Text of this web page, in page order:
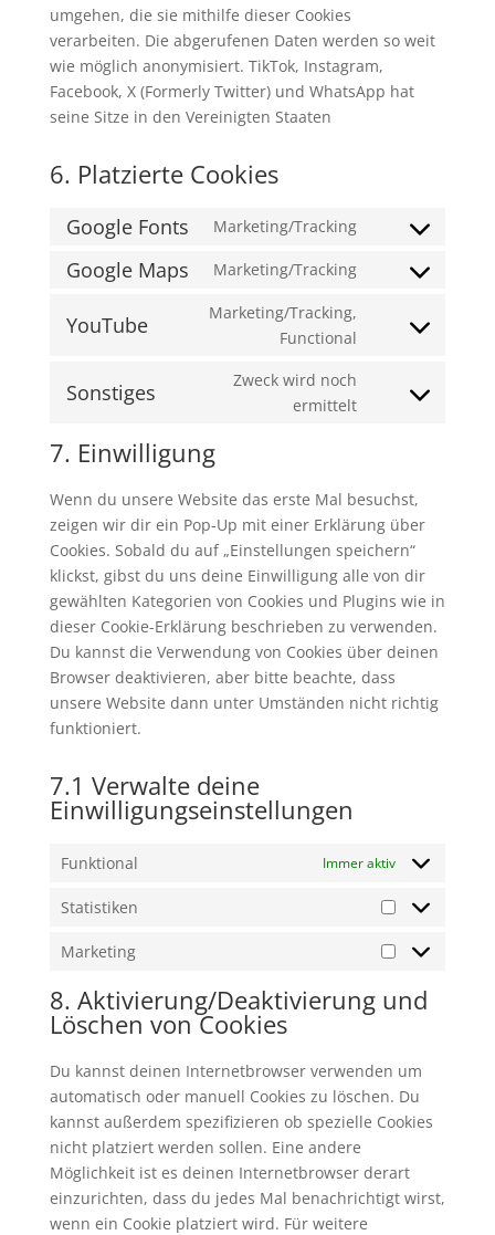
umgehen, die sie mithilfe dieser Cookies
verarbeiten. Die abgerufenen Daten werden so weit
wie möglich anonymisiert. TikTok, Instagram,
Facebook, X (Formerly Twitter) und WhatsApp hat
seine Sitze in den Vereinigten Staaten
6. Platzierte Cookies
Google Fonts Marketing/Tracking
Consent
Google Maps Marketing/Tracking
Consent
service
YouTube
Marketing/Tracking,
Functional
Consent
service
Sonstiges
Zweck wird noch
ermittelt
Consent
7. Einwilligung
Wenn du unsere Website das erste Mal besuchst,
zeigen wir dir ein Pop-Up mit einer Erklärung über
Cookies. Sobald du auf „Einstellungen speichern“
klickst, gibst du uns deine Einwilligung alle von dir
gewählten Kategorien von Cookies und Plugins wie in
dieser Cookie-Erklärung beschrieben zu verwenden.
Du kannst die Verwendung von Cookies über deinen
Browser deaktivieren, aber bitte beachte, dass
unsere Website dann unter Umständen nicht richtig
funktioniert.
7.1 Verwalte deine
Einwilligungseinstellungen
Funktional Immer aktiv
Statistiken
Statistiken
Marketing
Marketing
8. Aktivierung/Deaktivierung und
Löschen von Cookies
Du kannst deinen Internetbrowser verwenden um
automatisch oder manuell Cookies zu löschen. Du
kannst außerdem spezifizieren ob spezielle Cookies
nicht platziert werden sollen. Eine andere
Möglichkeit ist es deinen Internetbrowser derart
einzurichten, dass du jedes Mal benachrichtigt wirst,
wenn ein Cookie platziert wird. Für weitere